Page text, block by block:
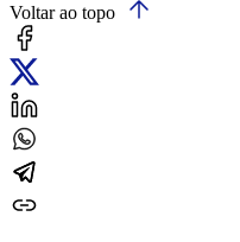
Voltar ao topo